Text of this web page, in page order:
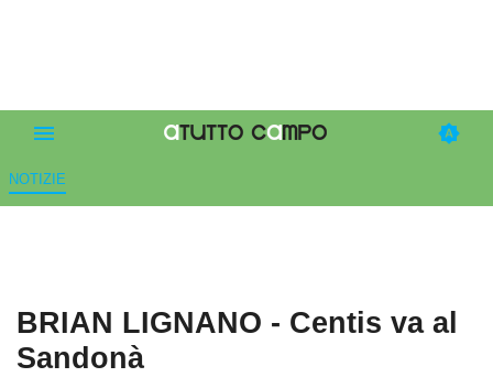
NOTIZIE
BRIAN LIGNANO - Centis va al
Sandonà